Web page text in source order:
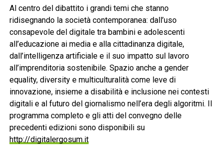
Al centro del dibattito i grandi temi che stanno
ridisegnando la società contemporanea: dall’uso
consapevole del digitale tra bambini e adolescenti
all’educazione ai media e alla cittadinanza digitale,
dall’intelligenza artificiale e il suo impatto sul lavoro
all’imprenditoria sostenibile. Spazio anche a gender
equality, diversity e multiculturalità come leve di
innovazione, insieme a disabilità e inclusione nei contesti
digitali e al futuro del giornalismo nell’era degli algoritmi. Il
programma completo e gli atti del convegno delle
precedenti edizioni sono disponibili su
http://digitalergosum.it